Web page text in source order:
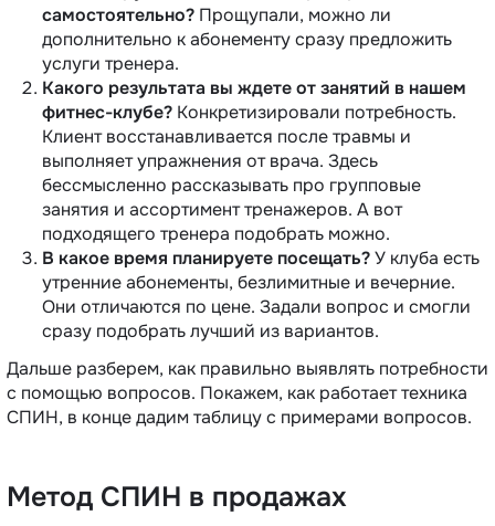
самостоятельно? Прощупали, можно ли
дополнительно к абонементу сразу предложить
услуги тренера.
Какого результата вы ждете от занятий в нашем
фитнес-клубе? Конкретизировали потребность.
Клиент восстанавливается после травмы и
выполняет упражнения от врача. Здесь
бессмысленно рассказывать про групповые
занятия и ассортимент тренажеров. А вот
подходящего тренера подобрать можно.
В какое время планируете посещать?У клуба есть
утренние абонементы, безлимитные и вечерние.
Они отличаются по цене. Задали вопрос и смогли
сразу подобрать лучший из вариантов.
Дальше разберем, как правильно выявлять потребности
с помощью вопросов. Покажем, как работает техника
СПИН, в конце дадим таблицу с примерами вопросов.
Метод СПИН в продажах